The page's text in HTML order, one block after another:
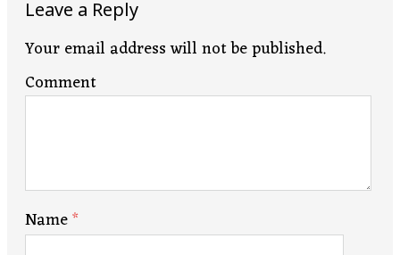
Leave a Reply
Your email address will not be published.
Comment
Name*